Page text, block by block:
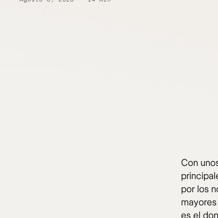
Con
por los
es el